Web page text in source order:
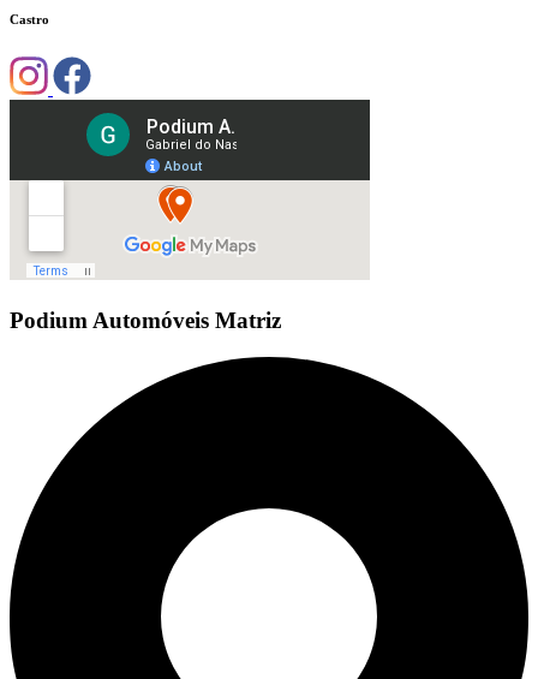
Castro
Podium Automóveis Matriz